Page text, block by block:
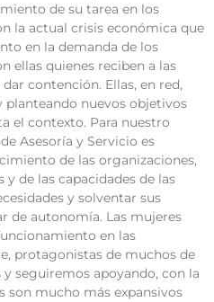
de su tarea en los
la actual crisis económica que
en la demanda de los
ellas quienes reciben a las
contención. Ellas, en red,
planteando nuevos objetivos
el contexto. Para nuestro
Asesoría y Servicio es
de las organizaciones,
de las capacidades de las
y solventar sus
de autonomía. Las mujeres
en las
protagonistas de muchos de
seguiremos apoyando, con la
son mucho más expansivos